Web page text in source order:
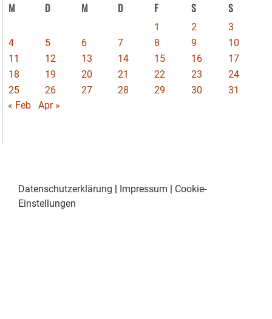
M D M D F S S
1 2
3
4
5 6 7 8 9
10
11
12 13 14 15 16
17
18
19 20 21 22 23
24
25
26 27 28 29 30
31
« Feb
Apr »
Datenschutzerklärung Impressum
Cookie-
Einstellungen